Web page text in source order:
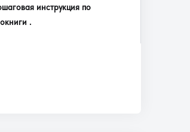
инструкция по
.